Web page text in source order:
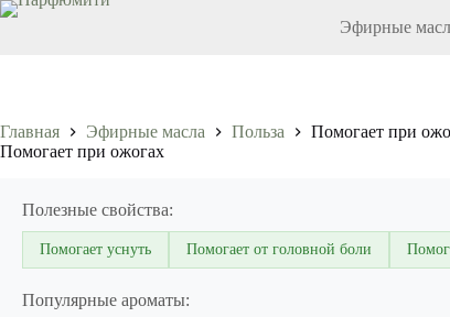
Перейти
Эфирные
Главная Эфирные масла Польза
Помогает при
Помогает при ожогах
Полезные свойства:
Помогает уснуть Помогает от головной боли
Популярные ароматы: